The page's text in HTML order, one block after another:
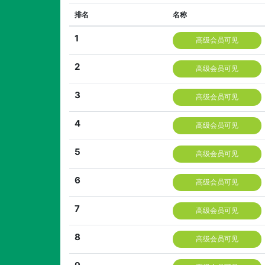
排名 名称
1 高级会员可见
2 高级会员可见
3 高级会员可见
4 高级会员可见
5 高级会员可见
6 高级会员可见
7 高级会员可见
8 高级会员可见